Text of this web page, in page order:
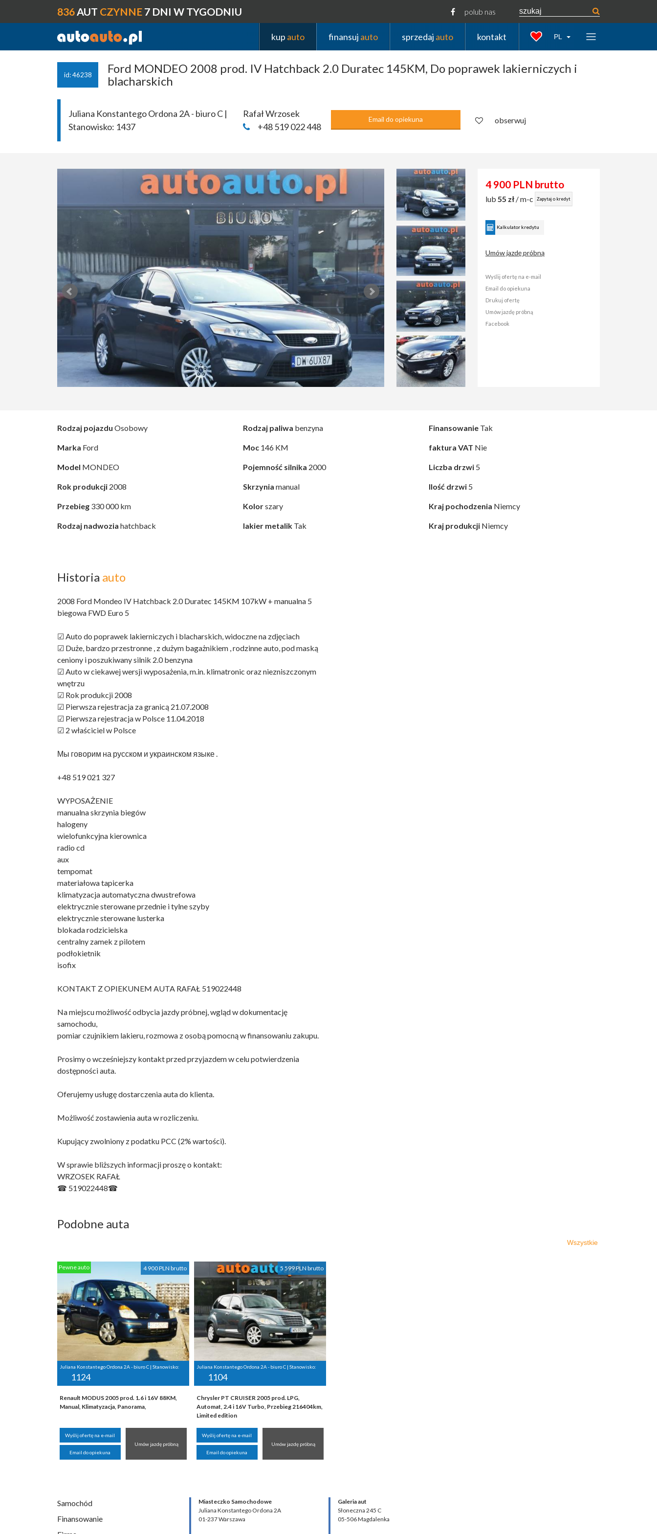
836AUT CZYNNE 7 DNI W TYGODNIU polub nas
kup auto finansuj auto sprzedaj auto kontakt PL
id: 46238
Ford MONDEO 2008 prod. IV Hatchback 2.0 Duratec 145KM, Do poprawek lakierniczych i
blacharskich
Juliana Konstantego Ordona 2A - biuro C |
Stanowisko: 1437
Rafał Wrzosek
+48 519 022 448
Email do opiekuna obserwuj
4 900 PLN brutto
lub 55 zł / m-c Zapytaj o kredyt
Kalkulator kredytu
Umów jazdę próbną
Wyślij ofertę na e-mail
Email do opiekuna
Drukuj ofertę
Umów jazdę próbną
Facebook
Rodzaj pojazdu Osobowy
Marka Ford
Model MONDEO
Rok produkcji 2008
Przebieg 330 000 km
Rodzaj nadwozia hatchback
Rodzaj paliwa benzyna
Moc 146 KM
Pojemność silnika 2000
Skrzynia manual
Kolorszary
lakier metalik Tak
Finansowanie Tak
faktura VAT Nie
Liczba drzwi 5
Ilość drzwi 5
Kraj pochodzenia Niemcy
Kraj produkcji Niemcy
Historia auto
2008 Ford Mondeo IV Hatchback 2.0 Duratec 145KM 107kW + manualna 5
biegowa FWD Euro 5
☑ Auto do poprawek lakierniczych i blacharskich, widoczne na zdjęciach
☑ Duże, bardzo przestronne , z dużym bagażnikiem , rodzinne auto, pod maską
ceniony i poszukiwany silnik 2.0 benzyna
☑ Auto w ciekawej wersji wyposażenia, m.in. klimatronic oraz niezniszczonym
wnętrzu
☑ Rok produkcji 2008
☑ Pierwsza rejestracja za granicą 21.07.2008
☑ Pierwsza rejestracja w Polsce 11.04.2018
☑ 2 właściciel w Polsce
Мы говорим на русском и украинском языке .
+48 519 021 327
WYPOSAŻENIE
manualna skrzynia biegów
halogeny
wielofunkcyjna kierownica
radio cd
aux
tempomat
materiałowa tapicerka
klimatyzacja automatyczna dwustrefowa
elektrycznie sterowane przednie i tylne szyby
elektrycznie sterowane lusterka
blokada rodzicielska
centralny zamek z pilotem
podłokietnik
isofix
KONTAKT Z OPIEKUNEM AUTA RAFAŁ 519022448
Na miejscu możliwość odbycia jazdy próbnej, wgląd w dokumentację
samochodu,
pomiar czujnikiem lakieru, rozmowa z osobą pomocną w finansowaniu zakupu.
Prosimy o wcześniejszy kontakt przed przyjazdem w celu potwierdzenia
dostępności auta.
Oferujemy usługę dostarczenia auta do klienta.
Możliwość zostawienia auta w rozliczeniu.
Kupujący zwolniony z podatku PCC (2% wartości).
W sprawie bliższych informacji proszę o kontakt:
WRZOSEK RAFAŁ
☎ 519022448☎
Podobne auta
Wszystkie
4 900 PLN brutto
Pewne auto
Juliana Konstantego Ordona 2A - biuro C | Stanowisko:
1124
Renault MODUS 2005 prod. 1.6 i 16V 88KM,
Manual, Klimatyzacja, Panorama,
Wyślij ofertę na e-mail
Email do opiekuna
Umów jazdę próbną
5 599 PLN brutto
Juliana Konstantego Ordona 2A - biuro C | Stanowisko:
1104
Chrysler PT CRUISER 2005 prod. LPG,
Automat, 2.4 i 16V Turbo, Przebieg 216404km,
Limited edition
Wyślij ofertę na e-mail
Email do opiekuna
Umów jazdę próbną
Samochód
Finansowanie
Miasteczko Samochodowe
Juliana Konstantego Ordona 2A
01-237 Warszawa
Galeria aut
Słoneczna 245 C
05-506 Magdalenka